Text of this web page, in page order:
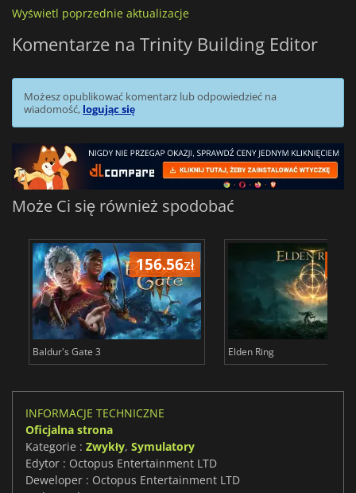
Wyświetl poprzednie aktualizacje
Komentarze na Trinity Building Editor
Możesz opublikować komentarz lub odpowiedzieć na
wiadomość, logując się
Może Ci się również spodobać
156.56zł
Baldur's Gate 3 Elden Ring
INFORMACJE TECHNICZNE
Oficjalna strona
Kategorie : Zwykły, Symulatory
Edytor : Octopus Entertainment LTD
Deweloper : Octopus Entertainment LTD